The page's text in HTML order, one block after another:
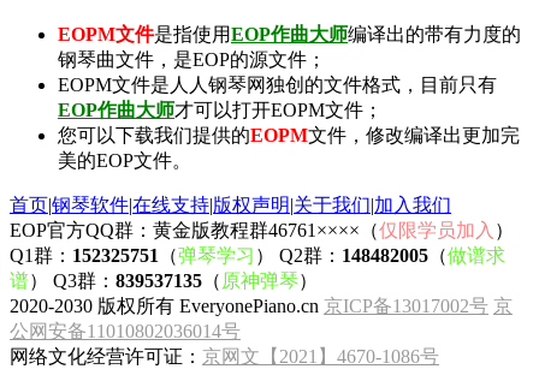
EOPM文件是指使用EOP作曲大师编译出的带有力度的
钢琴曲文件，是EOP的源文件；
EOPM文件是人人钢琴网独创的文件格式，目前只有
EOP作曲大师才可以打开EOPM文件；
您可以下载我们提供的EOPM文件，修改编译出更加完
美的EOP文件。
首页|钢琴软件|在线支持|版权声明|关于我们|加入我们
EOP官方QQ群：黄金版教程群46761××××（仅限学员加入 ）
Q1群： 152325751 （弹琴学习 ） Q2群： 148482005 （做谱求
谱） Q3群： 839537135 （ 原神弹琴）
2020-2030 版权所有 EveryonePiano.cn 京ICP备13017002号 京
公网安备11010802036014号
网络文化经营许可证： 京网文【2021】4670-1086号